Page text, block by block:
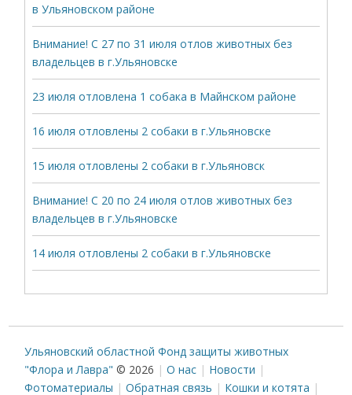
в Ульяновском районе
Внимание! С 27 по 31 июля отлов животных без
владельцев в г.Ульяновске
23 июля отловлена 1 собака в Майнском районе
16 июля отловлены 2 собаки в г.Ульяновске
15 июля отловлены 2 собаки в г.Ульяновск
Внимание! С 20 по 24 июля отлов животных без
владельцев в г.Ульяновске
14 июля отловлены 2 собаки в г.Ульяновске
Ульяновский областной Фонд защиты животных
"Флора и Лавра" © 2026 О нас
Новости
Фотоматериалы
Обратная связь Кошки и котята